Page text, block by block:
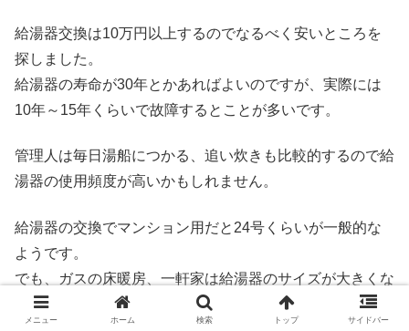
給湯器交換は10万円以上するのでなるべく安いところを
探しました。
給湯器の寿命が30年とかあればよいのですが、実際には
10年～15年くらいで故障するとことが多いです。
管理人は毎日湯船につかる、追い炊きも比較的するので給
湯器の使用頻度が高いかもしれません。
給湯器の交換でマンション用だと24号くらいが一般的な
ようです。
でも、ガスの床暖房、一軒家は給湯器のサイズが大きくな
るので値段が上がります。
メニュー ホーム 検索 トップ サイドバー